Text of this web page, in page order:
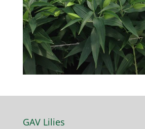
GAV Lilies